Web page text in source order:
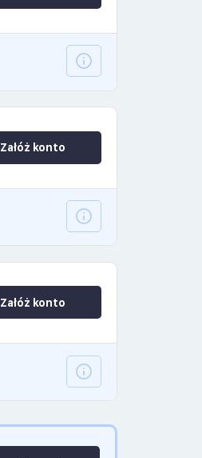
Załóż konto
Załóż konto